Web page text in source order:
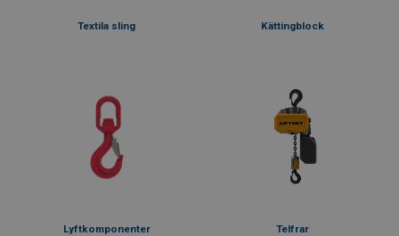
Textila sling
Lyftkomponenter
Kättingblock
Telfrar